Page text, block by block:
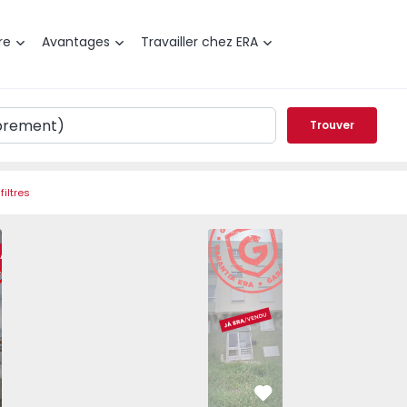
Avantages Travailler chez ERA
Trouver
- 1570347 - 2
T2 Loures, Loures - 1570347 - 12
Appartement T2 Loures, Loures - 1570347 - 3
Appartement T2 Loures, Loures - 1570347 - 9
Appartement T2 Loures, Loures -
Appartement T2 Loures,
Appartement
Appartement T2 Loures -
Préféré